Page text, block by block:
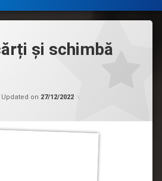
și schimbă
Updated on 27/12/2022